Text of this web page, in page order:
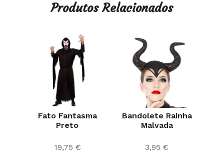
Produtos Relacionados
Fato Fantasma
Preto
19,75 €
Bandolete Rainha
Malvada
3,95 €